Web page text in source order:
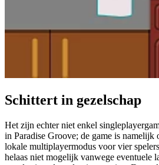
Schittert in gezelschap
Het zijn echter niet enkel
in Paradise Groove; de game is namelijk
lokale multiplayermodus voor vier
helaas niet mogelijk vanwege eventuele